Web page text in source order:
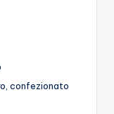
confezionato